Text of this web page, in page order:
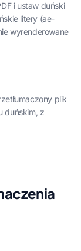
i ustaw duński
litery (ae-
wyrenderowane
plik
duńskim, z